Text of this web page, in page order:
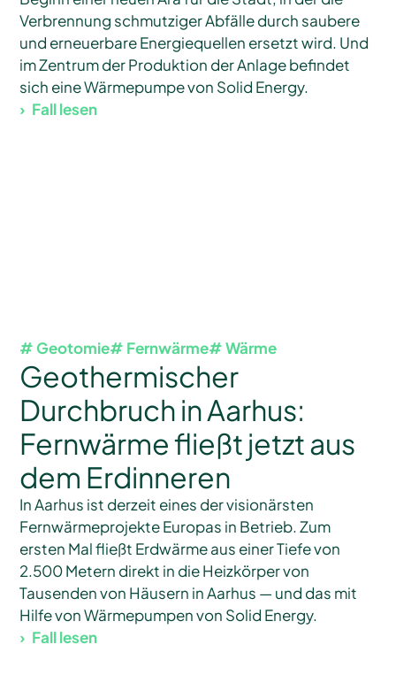
Verbrennung schmutziger Abfälle durch saubere
und erneuerbare Energiequellen ersetzt wird. Und
im Zentrum der Produktion der Anlage befindet
sich eine Wärmepumpe von Solid Energy.
Fall lesen
# Geotomie# Fernwärme# Wärme
Geothermischer
Durchbruch in Aarhus:
Fernwärme fließt jetzt aus
dem Erdinneren
In Aarhus ist derzeit eines der visionärsten
Fernwärmeprojekte Europas in Betrieb. Zum
ersten Mal fließt Erdwärme aus einer Tiefe von
2.500 Metern direkt in die Heizkörper von
Tausenden von Häusern in Aarhus — und das mit
Hilfe von Wärmepumpen von Solid Energy. ‍
Fall lesen